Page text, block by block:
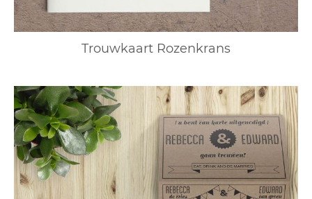
Trouwkaart Rozenkrans